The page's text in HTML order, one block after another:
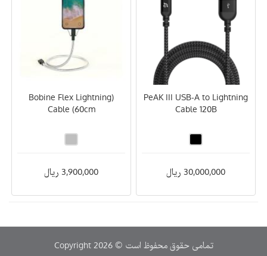
PeAK III USB-A to Lightning
Cable 120B
30,000,000 ریال
(Bobine Flex Lightning
Cable (60cm
3,900,000 ریال
Copyright 2026 © تمامی حقوق محفوظ است